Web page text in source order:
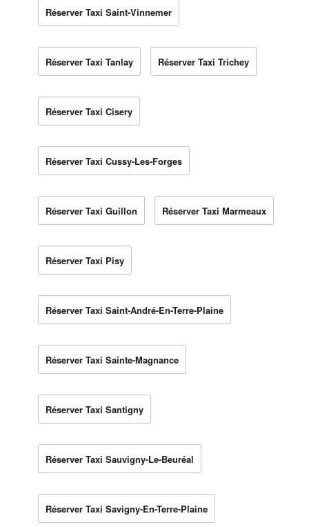
Réserver Taxi Saint-Vinnemer
Réserver Taxi Tanlay Réserver Taxi Trichey
Réserver Taxi Cisery
Réserver Taxi Cussy-Les-Forges
Réserver Taxi Guillon Réserver Taxi Marmeaux
Réserver Taxi Pisy
Réserver Taxi Saint-André-En-Terre-Plaine
Réserver Taxi Sainte-Magnance
Réserver Taxi Santigny
Réserver Taxi Sauvigny-Le-Beuréal
Réserver Taxi Savigny-En-Terre-Plaine